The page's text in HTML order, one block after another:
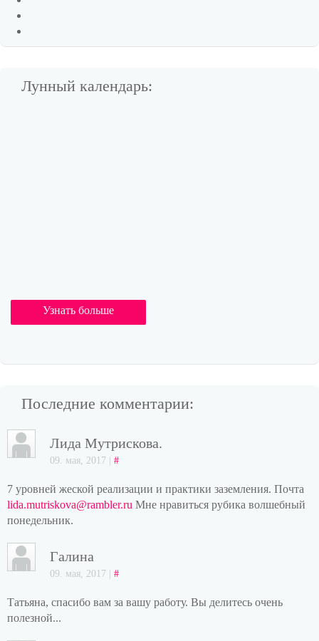
Лунный календарь:
Узнать больше
Последние комментарии:
Лида Мутрискова.
09. мая, 2017 | #
7 уровней жеской реализации и практики заземления. Почта
lida.mutriskova@rambler.ru Мне нравиться рубика волшебный
понедельник.
Галина
09. мая, 2017 | #
Татьяна, спасибо вам за вашу работу. Вы делитесь очень
полезной...